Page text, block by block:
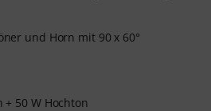
und Horn mit 90 x 60°
+ 50 W Hochton